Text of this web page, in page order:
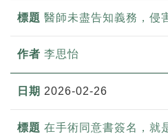
醫師未盡告知義務，侵
李思怡
2026-02-26
在手術同意書簽名，就